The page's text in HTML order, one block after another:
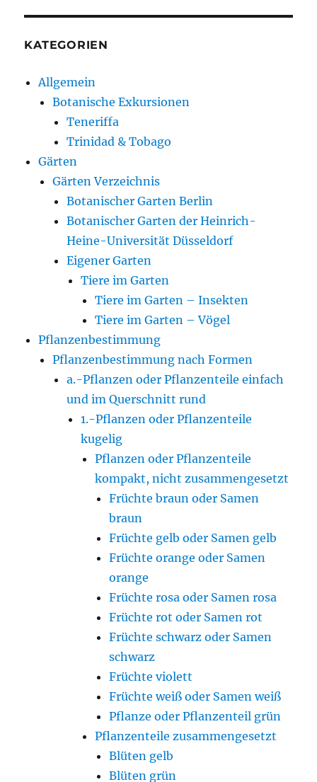
KATEGORIEN
Allgemein
Botanische Exkursionen
Teneriffa
Trinidad & Tobago
Gärten
Gärten Verzeichnis
Botanischer Garten Berlin
Botanischer Garten der Heinrich-
Heine-Universität Düsseldorf
Eigener Garten
Tiere im Garten
Tiere im Garten – Insekten
Tiere im Garten – Vögel
Pflanzenbestimmung
Pflanzenbestimmung nach Formen
a.-Pflanzen oder Pflanzenteile einfach
und im Querschnitt rund
1.-Pflanzen oder Pflanzenteile
kugelig
Pflanzen oder Pflanzenteile
kompakt, nicht zusammengesetzt
Früchte braun oder Samen
braun
Früchte gelb oder Samen gelb
Früchte orange oder Samen
orange
Früchte rosa oder Samen rosa
Früchte rot oder Samen rot
Früchte schwarz oder Samen
schwarz
Früchte violett
Früchte weiß oder Samen weiß
Pflanze oder Pflanzenteil grün
Pflanzenteile zusammengesetzt
Blüten gelb
Blüten grün